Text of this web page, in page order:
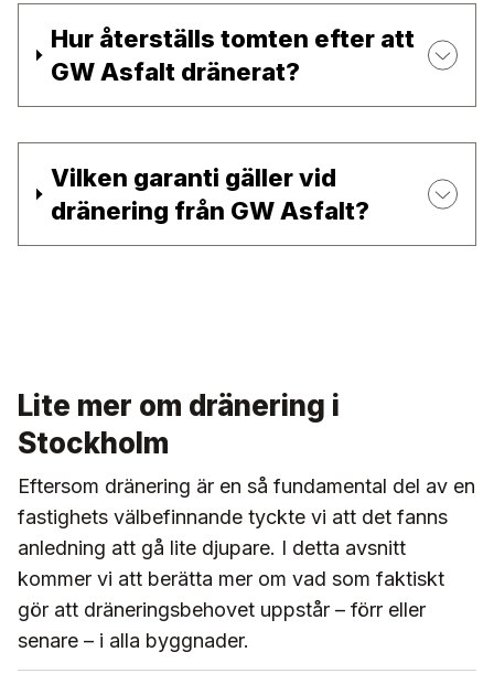
Hur återställs tomten efter att
GW Asfalt dränerat?
Vilken garanti gäller vid
dränering från GW Asfalt?
Lite mer om dränering i
Stockholm
Eftersom dränering är en så fundamental del av en
fastighets välbefinnande tyckte vi att det fanns
anledning att gå lite djupare. I detta avsnitt
kommer vi att berätta mer om vad som faktiskt
gör att dräneringsbehovet uppstår – förr eller
senare – i alla byggnader.